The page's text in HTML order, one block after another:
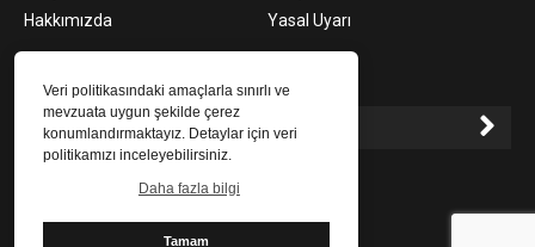
Veri politikasındaki amaçlarla sınırlı ve
mevzuata uygun şekilde çerez
konumlandırmaktayız. Detaylar için veri
politikamızı inceleyebilirsiniz.
Daha fazla bilgi
Tamam
Hakkımızda
Yasal Uyarı